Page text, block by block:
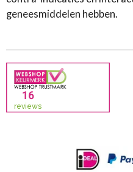
geneesmiddelen hebben.